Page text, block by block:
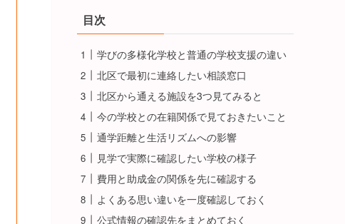
目次
学びの多様化学校と普通の学校支援の違い
北区で最初に連絡したい相談窓口
北区から通える施設を3つ見てみると
今の学校との在籍関係で見ておきたいこと
通学距離と生活リズムへの影響
見学で実際に確認したい学校の様子
費用と助成金の関係を先に確認する
よくある思い違いを一度確認しておく
公式情報の確認先をまとめておく